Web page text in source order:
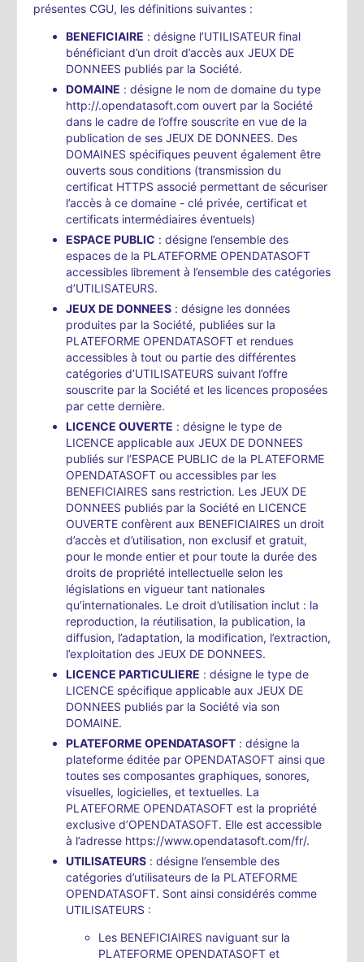
présentes CGU, les définitions suivantes :
BENEFICIAIRE : désigne l’UTILISATEUR final
bénéficiant d’un droit d’accès aux JEUX DE
DONNEES publiés par la Société.
DOMAINE : désigne le nom de domaine du type
http://.opendatasoft.com ouvert par la Société
dans le cadre de l’offre souscrite en vue de la
publication de ses JEUX DE DONNEES. Des
DOMAINES spécifiques peuvent également être
ouverts sous conditions (transmission du
certificat HTTPS associé permettant de sécuriser
l’accès à ce domaine - clé privée, certificat et
certificats intermédiaires éventuels)
ESPACE PUBLIC : désigne l’ensemble des
espaces de la PLATEFORME OPENDATASOFT
accessibles librement à l’ensemble des catégories
d’UTILISATEURS.
JEUX DE DONNEES : désigne les données
produites par la Société, publiées sur la
PLATEFORME OPENDATASOFT et rendues
accessibles à tout ou partie des différentes
catégories d’UTILISATEURS suivant l’offre
souscrite par la Société et les licences proposées
par cette dernière.
LICENCE OUVERTE : désigne le type de
LICENCE applicable aux JEUX DE DONNEES
publiés sur l’ESPACE PUBLIC de la PLATEFORME
OPENDATASOFT ou accessibles par les
BENEFICIAIRES sans restriction. Les JEUX DE
DONNEES publiés par la Société en LICENCE
OUVERTE confèrent aux BENEFICIAIRES un droit
d’accès et d’utilisation, non exclusif et gratuit,
pour le monde entier et pour toute la durée des
droits de propriété intellectuelle selon les
législations en vigueur tant nationales
qu’internationales. Le droit d’utilisation inclut : la
reproduction, la réutilisation, la publication, la
diffusion, l’adaptation, la modification, l’extraction,
l’exploitation des JEUX DE DONNEES.
LICENCE PARTICULIERE : désigne le type de
LICENCE spécifique applicable aux JEUX DE
DONNEES publiés par la Société via son
DOMAINE.
PLATEFORME OPENDATASOFT : désigne la
plateforme éditée par OPENDATASOFT ainsi que
toutes ses composantes graphiques, sonores,
visuelles, logicielles, et textuelles. La
PLATEFORME OPENDATASOFT est la propriété
exclusive d’OPENDATASOFT. Elle est accessible
à l’adresse https://www.opendatasoft.com/fr/.
UTILISATEURS : désigne l’ensemble des
catégories d’utilisateurs de la PLATEFORME
OPENDATASOFT. Sont ainsi considérés comme
UTILISATEURS :
Les BENEFICIAIRES naviguant sur la
PLATEFORME OPENDATASOFT et